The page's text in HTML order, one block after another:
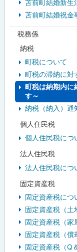
苫前町結婚新生
苫前町結婚祝金
税務係
納税
町税について
町税の滞納に対
町税は納期内に
す～
納税（納入）通
個人住民税
個人住民税につ
法人住民税
法人住民税につ
固定資産税
固定資産税につ
固定資産税（土
固定資産税（家
固定資産税（償
固定資産税（Q＆